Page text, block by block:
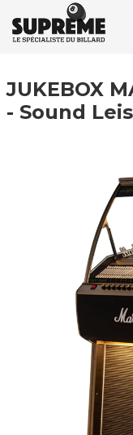
JUKEBOX
- Sound